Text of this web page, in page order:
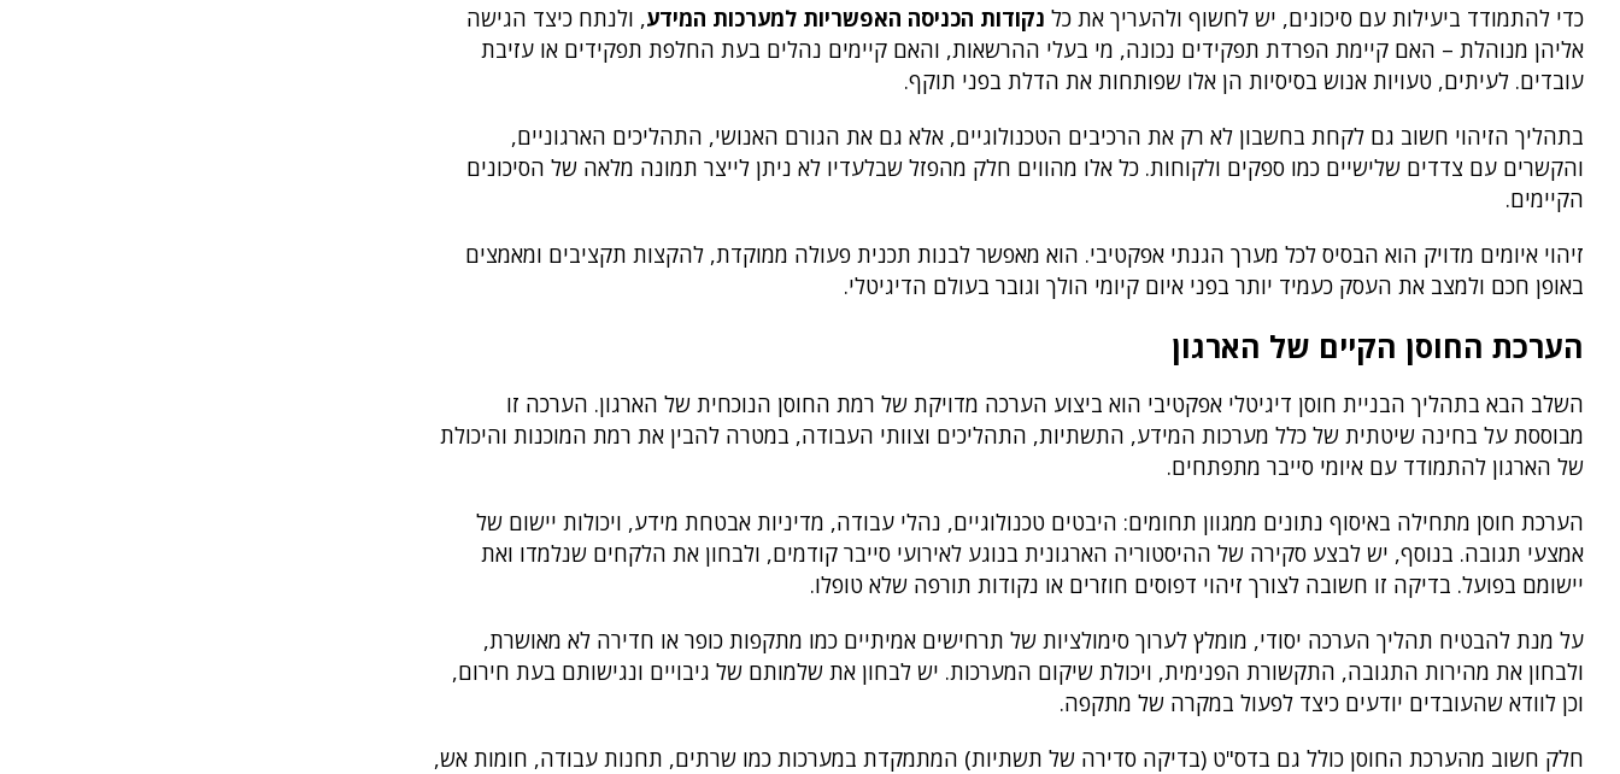
כדי להתמודד ביעילות עם סיכונים, יש לחשוף ולהעריך את כל נקודות הכניסה האפשריות למערכות המידע, ולנתח כיצד הגישה
אליהן מנוהלת – האם קיימת הפרדת תפקידים נכונה, מי בעלי ההרשאות, והאם קיימים נהלים בעת החלפת תפקידים או עזיבת
עובדים. לעיתים, טעויות אנוש בסיסיות הן אלו שפותחות את הדלת בפני תוקף.
בתהליך הזיהוי חשוב גם לקחת בחשבון לא רק את הרכיבים הטכנולוגיים, אלא גם את הגורם האנושי, התהליכים הארגוניים,
והקשרים עם צדדים שלישיים כמו ספקים ולקוחות. כל אלו מהווים חלק מהפזל שבלעדיו לא ניתן לייצר תמונה מלאה של הסיכונים
הקיימים.
זיהוי איומים מדויק הוא הבסיס לכל מערך הגנתי אפקטיבי. הוא מאפשר לבנות תכנית פעולה ממוקדת, להקצות תקציבים ומאמצים
באופן חכם ולמצב את העסק כעמיד יותר בפני איום קיומי הולך וגובר בעולם הדיגיטלי.
הערכת החוסן הקיים של הארגון
השלב הבא בתהליך הבניית חוסן דיגיטלי אפקטיבי הוא ביצוע הערכה מדויקת של רמת החוסן הנוכחית של הארגון. הערכה זו
מבוססת על בחינה שיטתית של כלל מערכות המידע, התשתיות, התהליכים וצוותי העבודה, במטרה להבין את רמת המוכנות והיכולת
של הארגון להתמודד עם איומי סייבר מתפתחים.
הערכת חוסן מתחילה באיסוף נתונים ממגוון תחומים: היבטים טכנולוגיים, נהלי עבודה, מדיניות אבטחת מידע, ויכולות יישום של
אמצעי תגובה. בנוסף, יש לבצע סקירה של ההיסטוריה הארגונית בנוגע לאירועי סייבר קודמים, ולבחון את הלקחים שנלמדו ואת
יישומם בפועל. בדיקה זו חשובה לצורך זיהוי דפוסים חוזרים או נקודות תורפה שלא טופלו.
על מנת להבטיח תהליך הערכה יסודי, מומלץ לערוך סימולציות של תרחישים אמיתיים כמו מתקפות כופר או חדירה לא מאושרת,
ולבחון את מהירות התגובה, התקשורת הפנימית, ויכולת שיקום המערכות. יש לבחון את שלמותם של גיבויים ונגישותם בעת חירום,
וכן לוודא שהעובדים יודעים כיצד לפעול במקרה של מתקפה.
חלק חשוב מהערכת החוסן כולל גם בדס"ט (בדיקה סדירה של תשתיות) המתמקדת במערכות כמו שרתים, תחנות עבודה, חומות אש,